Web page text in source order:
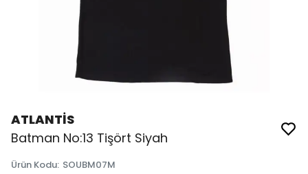
ATLANTİS
Batman No:13 Tişört Siyah
Ürün Kodu: SOUBM07M